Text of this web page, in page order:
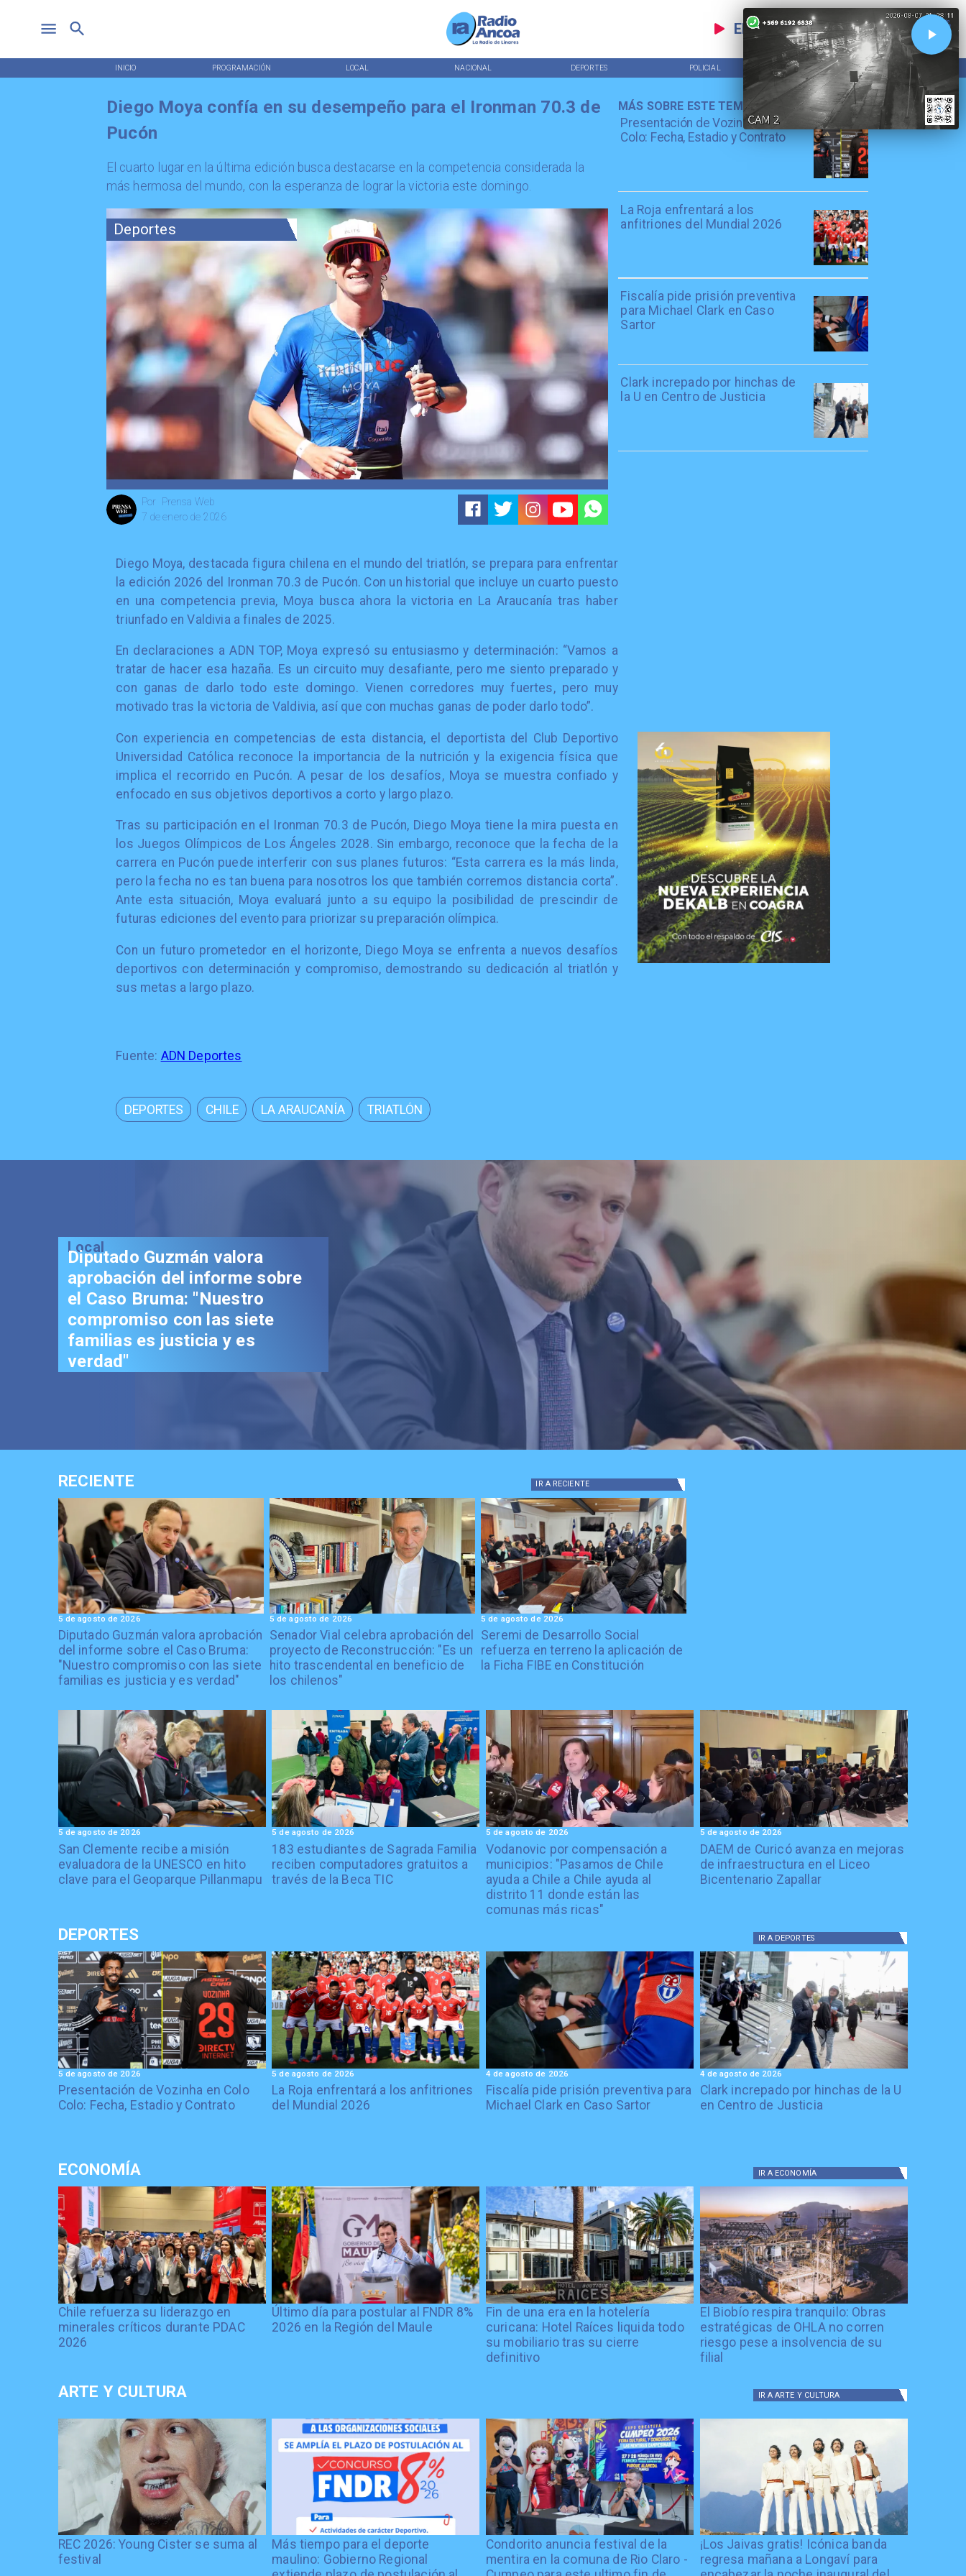
EN VIVO
INICIO PROGRAMACIÓN LOCAL NACIONAL DEPORTES POLICIAL TENDENCIAS
Deportes
Prensa Web
Por
7 de enero de 2026
Presentación de Vozinha en Colo
Colo: Fecha, Estadio y Contrato
La Roja enfrentará a los
anfitriones del Mundial 2026
Fiscalía pide prisión preventiva
para Michael Clark en Caso
Sartor
Clark increpado por hinchas de
la U en Centro de Justicia
MÁS SOBRE ESTE TEMA
Diego Moya confía en su desempeño para el Ironman 70.3 de
Pucón
El cuarto lugar en la última edición busca destacarse en la competencia considerada la
más hermosa del mundo, con la esperanza de lograr la victoria este domingo.
Diego Moya, destacada figura chilena en el mundo del triatlón, se prepara para enfrentar
la edición 2026 del Ironman 70.3 de Pucón. Con un historial que incluye un cuarto puesto
en una competencia previa, Moya busca ahora la victoria en La Araucanía tras haber
triunfado en Valdivia a finales de 2025.
En declaraciones a ADN TOP, Moya expresó su entusiasmo y determinación: “Vamos a
tratar de hacer esa hazaña. Es un circuito muy desafiante, pero me siento preparado y
con ganas de darlo todo este domingo. Vienen corredores muy fuertes, pero muy
motivado tras la victoria de Valdivia, así que con muchas ganas de poder darlo todo”.
Con experiencia en competencias de esta distancia, el deportista del Club Deportivo
Universidad Católica reconoce la importancia de la nutrición y la exigencia física que
implica el recorrido en Pucón. A pesar de los desafíos, Moya se muestra confiado y
enfocado en sus objetivos deportivos a corto y largo plazo.
Tras su participación en el Ironman 70.3 de Pucón, Diego Moya tiene la mira puesta en
los Juegos Olímpicos de Los Ángeles 2028. Sin embargo, reconoce que la fecha de la
carrera en Pucón puede interferir con sus planes futuros: “Esta carrera es la más linda,
pero la fecha no es tan buena para nosotros los que también corremos distancia corta”.
Ante esta situación, Moya evaluará junto a su equipo la posibilidad de prescindir de
futuras ediciones del evento para priorizar su preparación olímpica.
Con un futuro prometedor en el horizonte, Diego Moya se enfrenta a nuevos desafíos
deportivos con determinación y compromiso, demostrando su dedicación al triatlón y
sus metas a largo plazo.
Fuente: ADN Deportes
DEPORTES CHILE LA ARAUCANÍA TRIATLÓN
Local
Diputado Guzmán valora
aprobación del informe sobre
el Caso Bruma: "Nuestro
compromiso con las siete
familias es justicia y es
verdad"
RECIENTE IR A RECIENTE
Diputado Guzmán valora aprobación
del informe sobre el Caso Bruma:
"Nuestro compromiso con las siete
familias es justicia y es verdad"
5 de agosto de 2026
Senador Vial celebra aprobación del
proyecto de Reconstrucción: "Es un
hito trascendental en beneficio de
los chilenos"
5 de agosto de 2026
Seremi de Desarrollo Social
refuerza en terreno la aplicación de
la Ficha FIBE en Constitución
5 de agosto de 2026
San Clemente recibe a misión
evaluadora de la UNESCO en hito
clave para el Geoparque Pillanmapu
5 de agosto de 2026
183 estudiantes de Sagrada Familia
reciben computadores gratuitos a
través de la Beca TIC
5 de agosto de 2026
Vodanovic por compensación a
municipios: "Pasamos de Chile
ayuda a Chile a Chile ayuda al
distrito 11 donde están las
comunas más ricas"
5 de agosto de 2026
DAEM de Curicó avanza en mejoras
de infraestructura en el Liceo
Bicentenario Zapallar
5 de agosto de 2026
DEPORTES IR A DEPORTES
Presentación de Vozinha en Colo
Colo: Fecha, Estadio y Contrato
5 de agosto de 2026
La Roja enfrentará a los anfitriones
del Mundial 2026
5 de agosto de 2026
Fiscalía pide prisión preventiva para
Michael Clark en Caso Sartor
4 de agosto de 2026
Clark increpado por hinchas de la U
en Centro de Justicia
4 de agosto de 2026
ECONOMÍA IR A ECONOMÍA
Chile refuerza su liderazgo en
minerales críticos durante PDAC
2026
Último día para postular al FNDR 8%
2026 en la Región del Maule
Fin de una era en la hotelería
curicana: Hotel Raíces liquida todo
su mobiliario tras su cierre
definitivo
El Biobío respira tranquilo: Obras
estratégicas de OHLA no corren
riesgo pese a insolvencia de su
filial
ARTE Y CULTURA IR A ARTE Y CULTURA
REC 2026: Young Cister se suma al
festival
Más tiempo para el deporte
maulino: Gobierno Regional
Condorito anuncia festival de la
mentira en la comuna de Rio Claro -
¡Los Jaivas gratis! Icónica banda
regresa mañana a Longaví para